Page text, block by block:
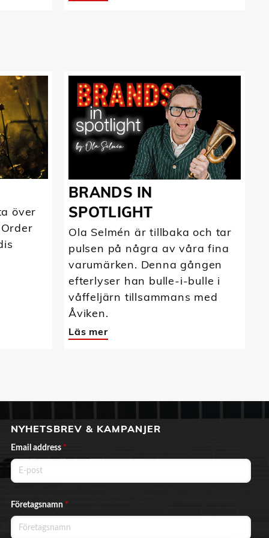
över
BRANDS IN
SPOTLIGHT
Ola Selmén är tillbaka och tar
pulsen på några av våra fina
varumärken. Denna gången
efterlyser han bulle-i-bulle i
våffeljärn tillsammans med
Åviken.
Läs mer
NYHETSBREV & KAMPANJER
Email address *
Företagsnamn *